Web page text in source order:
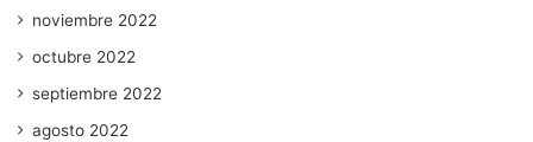
noviembre 2022
octubre 2022
septiembre 2022
agosto 2022